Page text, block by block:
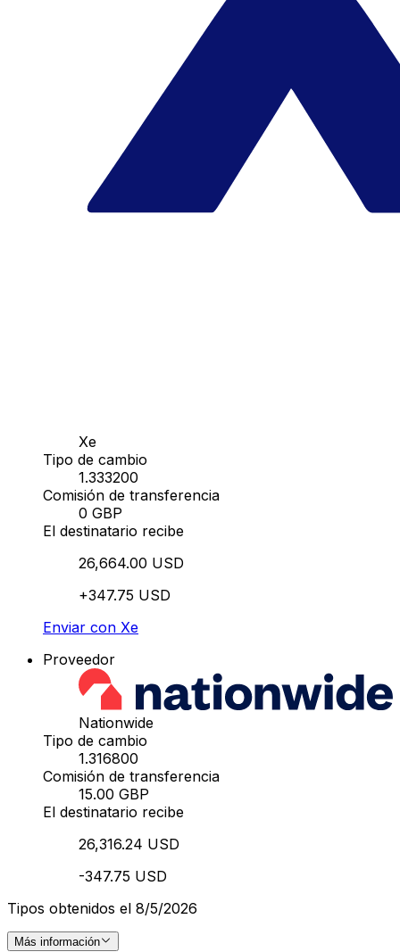
Xe
Tipo de cambio
1.333200
Comisión de transferencia
0 GBP
El destinatario recibe
26,664.00 USD
+347.75 USD
Enviar con Xe
Proveedor
Nationwide
Tipo de cambio
1.316800
Comisión de transferencia
15.00 GBP
El destinatario recibe
26,316.24 USD
-347.75 USD
Tipos obtenidos el 8/5/2026
Más información